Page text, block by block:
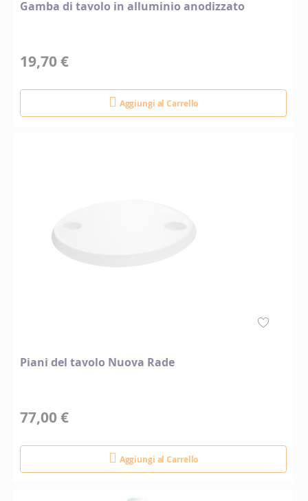
Gamba di tavolo in alluminio anodizzato
19,70 €
Aggiungi al Carrello
Piani del tavolo Nuova Rade
77,00 €
Aggiungi al Carrello